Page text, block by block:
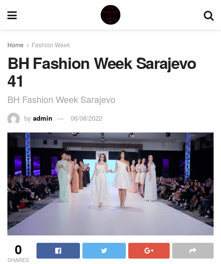
Home Fashion Week
BH Fashion Week Sarajevo
41
BH Fashion Week Sarajevo
by admin 06/08/2022
0
SHARES